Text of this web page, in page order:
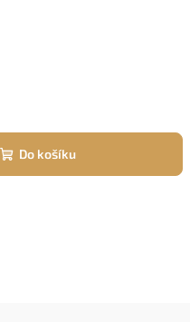
Do košíku